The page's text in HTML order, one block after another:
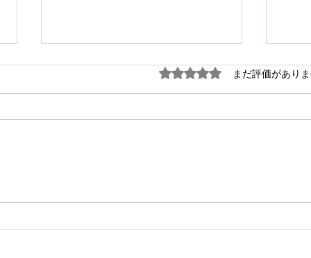
謹
確保
5つ星のうち0と評価されて
まだ評価があり